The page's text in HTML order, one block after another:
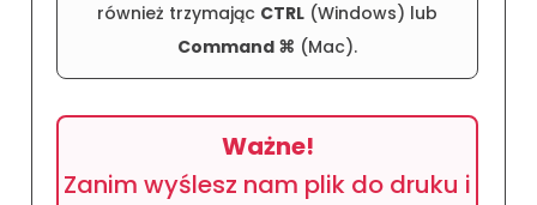
również trzymając CTRL (Windows) lub
Command ⌘ (Mac).
Ważne!
Zanim wyślesz nam plik do druku i